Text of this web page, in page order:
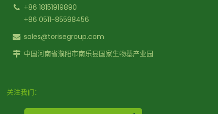
+86 18151919890
+86 0511-85598456
sales@torisegroup.com
中国河南省濮阳市南乐县国家生物基产业园
关注我们：